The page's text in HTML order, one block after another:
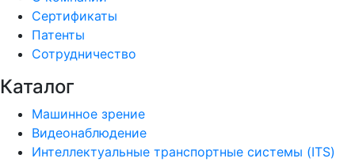
Сертификаты
Патенты
Сотрудничество
Каталог
Машинное зрение
Видеонаблюдение
Интеллектуальные транспортные системы (ITS)